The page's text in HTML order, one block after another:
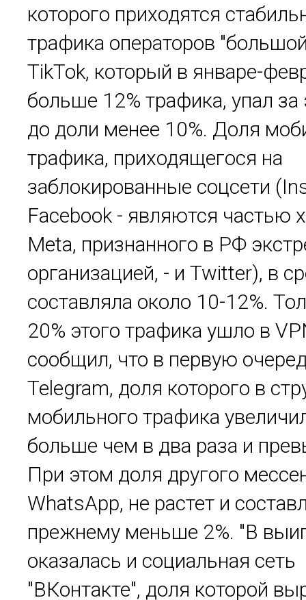
которого приходятся
трафика операторов
TikTok, который в январе-
больше 12% трафика, упал за
до доли менее 10%. Доля
трафика, приходящегося на
заблокированные соцсети
Facebook - являются частью
Meta, признанного в РФ
организацией, - и Twitter), в
составляла около 10-12%.
20% этого трафика ушло в
сообщил, что в первую
Telegram, доля которого в
мобильного трафика
больше чем в два раза и
При этом доля другого
WhatsApp, не растет и
прежнему меньше 2%. "В
оказалась и социальная сеть
"ВКонтакте", доля которой